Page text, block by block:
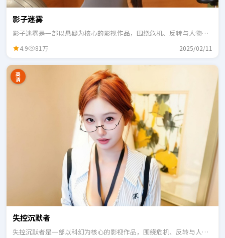
影子迷雾
影子迷雾是一部以悬疑为核心的影视作品，围绕危机、反转与人物成
4.9 81万 2025/02/11
高
清
失控沉默者
失控沉默者是一部以科幻为核心的影视作品，围绕危机、反转与人物